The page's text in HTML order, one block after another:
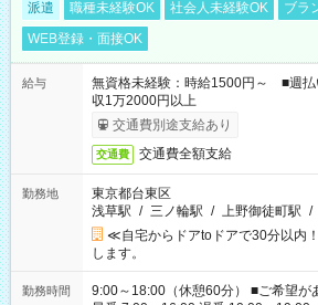
派遣 職種未経験OK 社会人未経験OK
ブラ
WEB登録・面接OK
給与
無資格未経験：時給1500円～ ■週
収1万2000円以上
交通費別途支給あり
交通費 交通費全額支給
勤務地
東京都台東区
浅草駅 / 三ノ輪駅 / 上野御徒町駅 /
≪自宅からドアtoドアで30分以内
します。
勤務時間
9:00～18:00（休憩60分） ■ご希望があれば下記シフトもOK！